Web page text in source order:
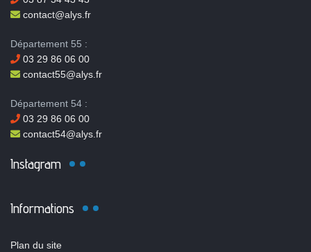
contact@alys.fr
Département 55 :
03 29 86 06 00
contact55@alys.fr
Département 54 :
03 29 86 06 00
contact54@alys.fr
Instagram
Informations
Plan du site